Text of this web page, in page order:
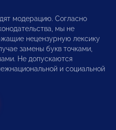
модерацию. Согласно
мы не
нецензурную лексику
замены букв точками,
Не допускаются
и социальной